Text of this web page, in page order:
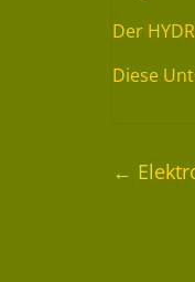
Der
Diese
←